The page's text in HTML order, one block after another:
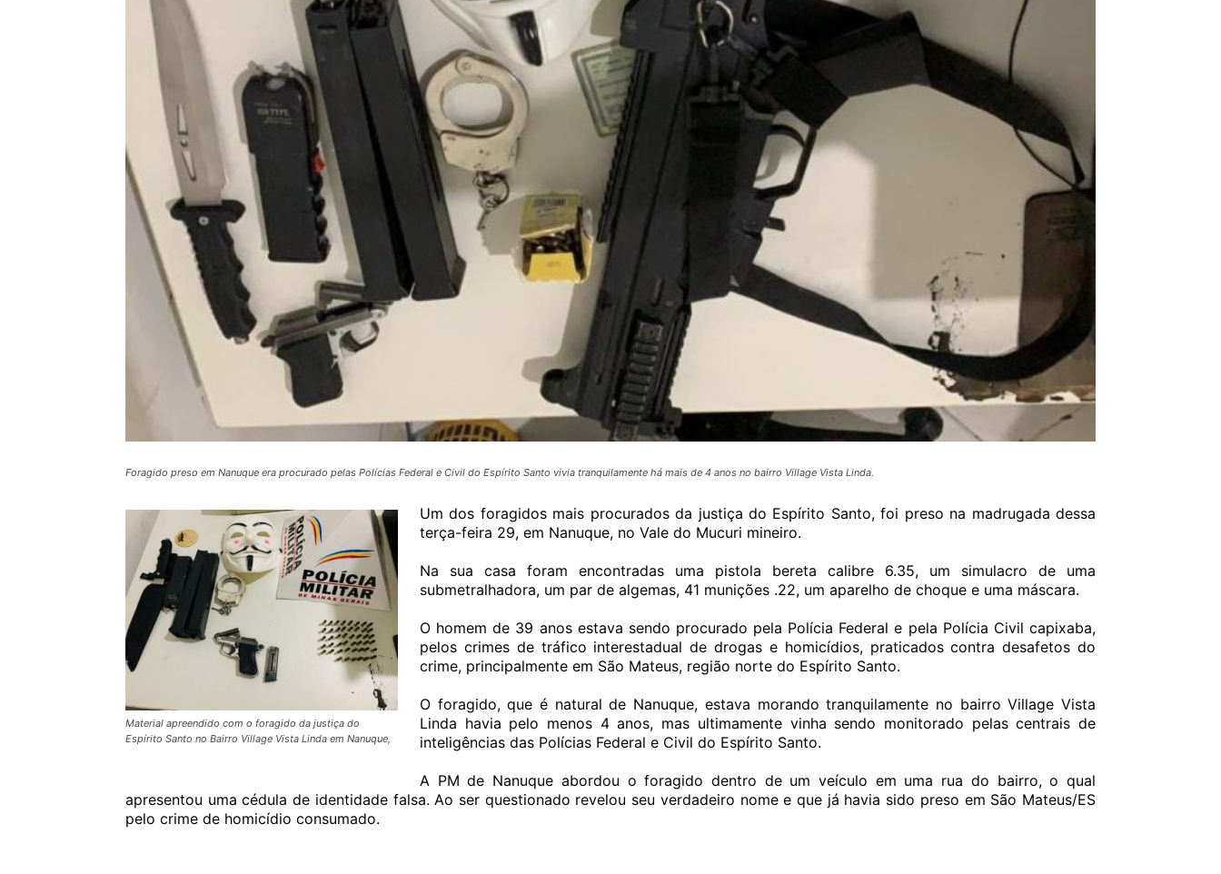
Foragido preso em Nanuque era procurado pelas Polícias Federal e Civil do Espírito Santo vivia tranquilamente há mais de 4 anos no bairro Village Vista Linda.
Material apreendido com o foragido da justiça do
Espírito Santo no Bairro Village Vista Linda em Nanuque,
Um dos foragidos mais procurados da justiça do Espírito Santo, foi preso na madrugada dessa
terça-feira 29, em Nanuque, no Vale do Mucuri mineiro.
Na sua casa foram encontradas uma pistola bereta calibre 6.35, um simulacro de uma
submetralhadora, um par de algemas, 41 munições .22, um aparelho de choque e uma máscara.
O homem de 39 anos estava sendo procurado pela Polícia Federal e pela Polícia Civil capixaba,
pelos crimes de tráfico interestadual de drogas e homicídios, praticados contra desafetos do
crime, principalmente em São Mateus, região norte do Espírito Santo.
O foragido, que é natural de Nanuque, estava morando tranquilamente no bairro Village Vista
Linda havia pelo menos 4 anos, mas ultimamente vinha sendo monitorado pelas centrais de
inteligências das Polícias Federal e Civil do Espírito Santo.
A PM de Nanuque abordou o foragido dentro de um veículo em uma rua do bairro, o qual
apresentou uma cédula de identidade falsa. Ao ser questionado revelou seu verdadeiro nome e que já havia sido preso em São Mateus/ES
pelo crime de homicídio consumado.